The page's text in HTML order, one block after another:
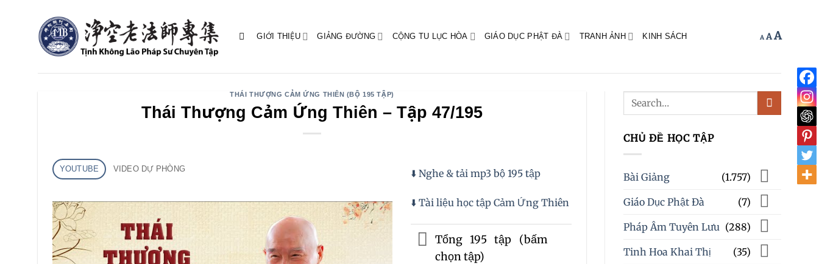
GIỚI THIỆU GIẢNG ĐƯỜNG CỘNG TU LỤC HÒA GIÁO DỤC PHẬT ĐÀ TRANH ẢNH KINH SÁCH A Decrease
A Reset
A
size.
THÁI THƯỢNG CẢM ỨNG THIÊN (BỘ 195 TẬP)
Thái Thượng Cảm Ứng Thiên – Tập 47/195
YOUTUBE VIDEO DỰ PHÒNG ⬇️ Nghe & tải mp3 bộ 195 tập
⬇️ Tài liệu học tập Cảm Ứng Thiên
Tổng 195 tập (bấm
chọn tập)
CHỦ ĐỀ HỌC TẬP
Bài Giảng (1.757)
Giáo Dục Phật Đà (7)
Pháp Âm Tuyên Lưu (288)
Tinh Hoa Khai Thị (35)